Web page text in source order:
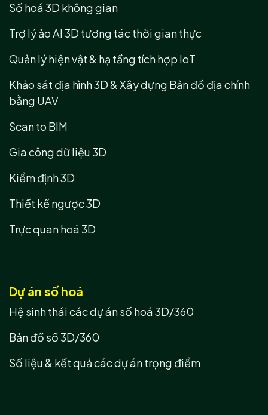
Số hoá 3D không gian
Trợ lý ảo AI 3D tương tác thời gian thực
Quản lý hiện vật & hạ tầng tích hợp IoT
Khảo sát địa hình 3D & Xây dựng Bản đồ địa chính
bằng UAV
Scan to BIM
Gia công dữ liệu 3D
Kiểm định 3D
Thiết kế ngược 3D
Trực quan hoá 3D
Dự án số hoá
Hệ sinh thái các dự án số hoá 3D/360
Bản đồ số 3D/360
Số liệu & kết quả các dự án trọng điểm